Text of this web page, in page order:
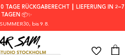
TAGE RÜCKGABERECHT ┃ LIEFERUNG IN 2–7
TAGEN 📦✨
, bis 9.8.